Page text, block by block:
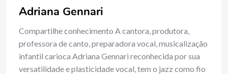
Adriana Gennari
Compartilhe conhecimento A cantora, produtora,
professora de canto, preparadora vocal, musicalização
infantil carioca Adriana Gennari reconhecida por sua
versatilidade e plasticidade vocal, tem o jazz como fio